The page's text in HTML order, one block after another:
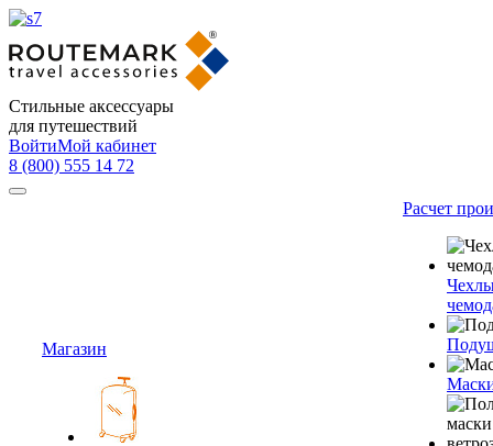
Стильные аксессуары
для путешествий
ВойтиМой кабинет
8 (800) 555 14 72
Магазин
Расчет